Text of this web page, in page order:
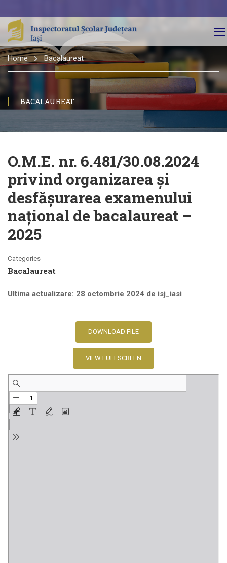
Home Bacalaureat
BACALAUREAT
O.M.E. nr. 6.481/30.08.2024
privind organizarea și
desfășurarea examenului
național de bacalaureat –
2025
Categories
Bacalaureat
Ultima actualizare: 28 octombrie 2024 de isj_iasi
DOWNLOAD FILE
VIEW FULLSCREEN